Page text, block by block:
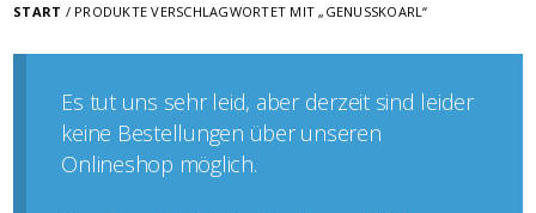
START / PRODUKTE VERSCHLAGWORTET MIT „GENUSSKOARL“
Es tut uns sehr leid, aber derzeit sind leider
keine Bestellungen über unseren
Onlineshop möglich.